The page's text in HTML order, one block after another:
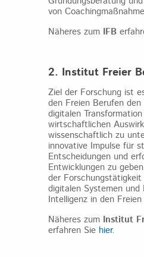
von
Näheres zum IFB
2. Institut Freier
Ziel der Forschung ist
den Freien Berufen den
digitalen
wirtschaftlichen
wissenschaftlich zu
innovative Impulse für
Entscheidungen und
Entwicklungen zu
der
digitalen Systemen und
Intelligenz in den
Näheres zum Institut
erfahren Sie hier.